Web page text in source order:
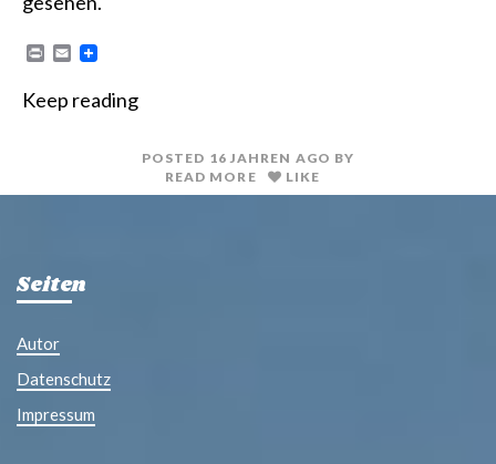
n
E
i
Keep reading
POSTED 16 JAHREN AGO BY
READ MORE
LIKE
Seiten
Autor
Datenschutz
Impressum